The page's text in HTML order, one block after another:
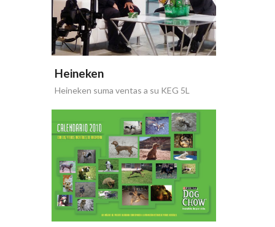
Heineken
Heineken suma ventas a su KEG 5L